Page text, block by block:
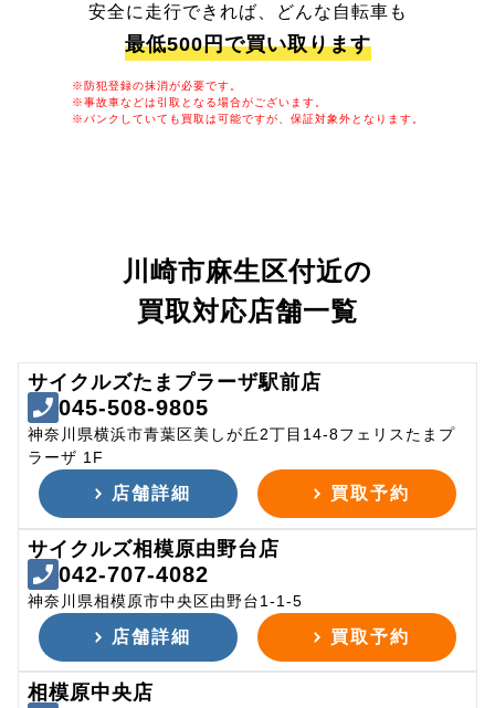
安全に走行できれば、どんな自転車も
最低500円で買い取ります
※防犯登録の抹消が必要です。
※事故車などは引取となる場合がございます。
※パンクしていても買取は可能ですが、保証対象外となります。
川崎市麻生区付近の
買取対応店舗一覧
サイクルズたまプラーザ駅前店
045-508-9805
神奈川県横浜市青葉区美しが丘2丁目14-8フェリスたまプ
ラーザ 1F
店舗詳細 買取予約
サイクルズ相模原由野台店
042-707-4082
神奈川県相模原市中央区由野台1-1-5
店舗詳細 買取予約
相模原中央店